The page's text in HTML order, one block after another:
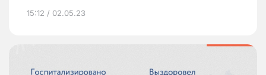
15:12 / 02.05.23